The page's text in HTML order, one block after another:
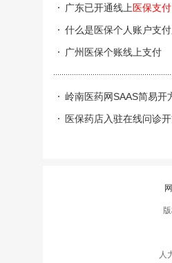
广东已开通线上 医保支付
什么是医保个人账户支
广州医保个账线上支付
岭南医药网SAAS简易开
医保药店入驻在线问诊
人